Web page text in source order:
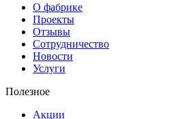
О фабрике
Проекты
Отзывы
Сотрудничество
Новости
Услуги
Полезное
Акции